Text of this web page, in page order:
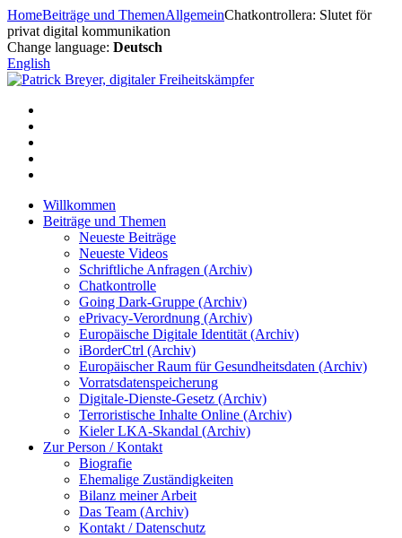
Zum
Inhalt
springen
HomeBeiträge und ThemenAllgemeinChatkontrollera: Slutet för
privat digital kommunikation
Change language: Deutsch
English
Willkommen
Beiträge und Themen
Neueste Beiträge
Neueste Videos
Schriftliche Anfragen (Archiv)
Chatkontrolle
Going Dark-Gruppe (Archiv)
ePrivacy-Verordnung (Archiv)
Europäische Digitale Identität (Archiv)
iBorderCtrl (Archiv)
Europäischer Raum für Gesundheitsdaten (Archiv)
Vorratsdatenspeicherung
Digitale-Dienste-Gesetz (Archiv)
Terroristische Inhalte Online (Archiv)
Kieler LKA-Skandal (Archiv)
Zur Person / Kontakt
Biografie
Ehemalige Zuständigkeiten
Bilanz meiner Arbeit
Das Team (Archiv)
Kontakt / Datenschutz